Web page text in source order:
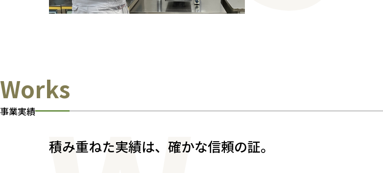
Works
事業実績
積み重ねた実績は、確かな信頼の証。